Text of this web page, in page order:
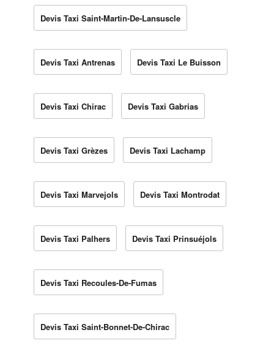
Devis Taxi Saint-Martin-De-Lansuscle
Devis Taxi Antrenas Devis Taxi Le Buisson
Devis Taxi Chirac Devis Taxi Gabrias
Devis Taxi Grèzes Devis Taxi Lachamp
Devis Taxi Marvejols Devis Taxi Montrodat
Devis Taxi Palhers Devis Taxi Prinsuéjols
Devis Taxi Recoules-De-Fumas
Devis Taxi Saint-Bonnet-De-Chirac